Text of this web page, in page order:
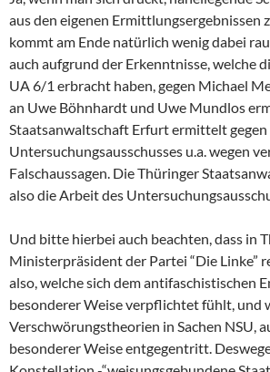
aus den eigenen Ermittlungsergebnissen
kommt am Ende natürlich wenig dabei
auch aufgrund der Erkenntnisse, welche
UA 6/1 erbracht haben, gegen Michael
an Uwe Böhnhardt und Uwe Mundlos
Staatsanwaltschaft Erfurt ermittelt gegen
Untersuchungsausschusses u.a. wegen
Falschaussagen. Die Thüringer
also die Arbeit des
Und bitte hierbei auch beachten, dass in
Ministerpräsident der Partei “Die Linke”
also, welche sich dem antifaschistischen
besonderer Weise verpflichtet fühlt, und
Verschwörungstheorien in Sachen NSU,
besonderer Weise entgegentritt.